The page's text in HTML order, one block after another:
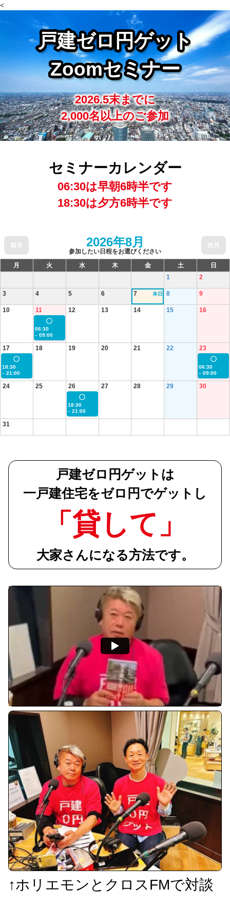
<
戸建ゼロ円ゲット
Zoomセミナー
2026.5末までに
2,000名以上のご参加
セミナーカレンダー
06:30は早朝6時半です
18:30は夕方6時半です
前月 2026年8月
参加したい日程をお選びください
次月
月 火 水 木 金 土
日
1
2
3 4 5 6 7 本日 8 9
10 11
06:30
~ 09:00
12 13 14 15 16
17
18:30
~ 21:00
18 19 20 21 22 23
06:30
~09:00
24 25 26
18:30
~ 21:00
27 28 29 30
31
戸建ゼロ円ゲットは
一戸建住宅をゼロ円でゲットし
「貸して」
大家さんになる方法です。
↑ホリエモンとクロスFMで対談